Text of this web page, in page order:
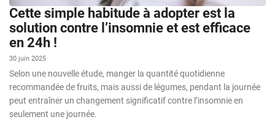
Cette simple habitude à adopter est la
solution contre l’insomnie et est efficace
en 24h !
30 juin 2025
Selon une nouvelle étude, manger la quantité quotidienne
recommandée de fruits, mais aussi de légumes, pendant la journée
peut entraîner un changement significatif contre l’insomnie en
seulement une journée.